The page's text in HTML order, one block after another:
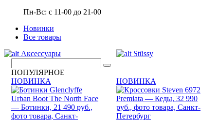
Пн-Вс: с 11-00 до 21-00
Новинки
Все товары
Аксессуары
Stüssy
ПОПУЛЯРНОЕ
НОВИНКА
НОВИНКА